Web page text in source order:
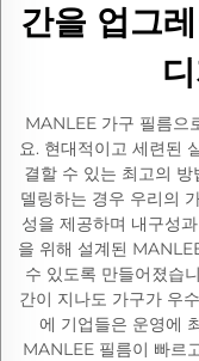
간을 업그
MANLEE 가구 필름으
요. 현대적이고 세련된
결할 수 있는 최고의
델링하는 경우 우리의
성을 제공하며 내구성
을 위해 설계된
수 있도록 만들어졌습
간이 지나도 가구가 우
에 기업들은 운영에
MANLEE 필름이 빠르